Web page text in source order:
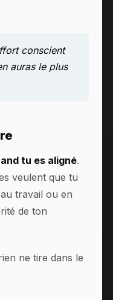
conscient
auras le plus
tu es aligné.
veulent que tu
travail ou en
de ton
ne tire dans le